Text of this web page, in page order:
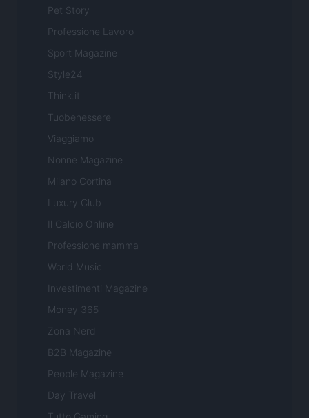
Pet Story
Professione Lavoro
Sport Magazine
Style24
Think.it
Tuobenessere
Viaggiamo
Nonne Magazine
Milano Cortina
Luxury Club
Il Calcio Online
Professione mamma
World Music
Investimenti Magazine
Money 365
Zona Nerd
B2B Magazine
People Magazine
Day Travel